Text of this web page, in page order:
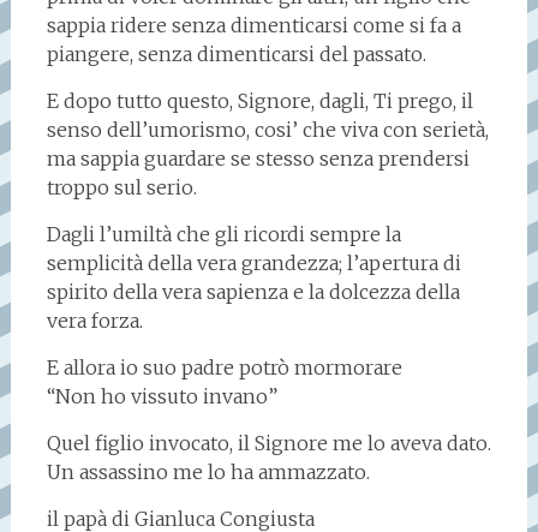
sappia ridere senza dimenticarsi come si fa a
piangere, senza dimenticarsi del passato.
E dopo tutto questo, Signore, dagli, Ti prego, il
senso dell’umorismo, cosi’ che viva con serietà,
ma sappia guardare se stesso senza prendersi
troppo sul serio.
Dagli l’umiltà che gli ricordi sempre la
semplicità della vera grandezza; l’apertura di
spirito della vera sapienza e la dolcezza della
vera forza.
E allora io suo padre potrò mormorare
“Non ho vissuto invano”
Quel figlio invocato, il Signore me lo aveva dato.
Un assassino me lo ha ammazzato.
il papà di Gianluca Congiusta